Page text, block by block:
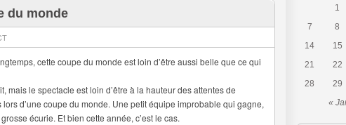
du monde
cette coupe du monde est loin d’être aussi belle que ce qui
mais le spectacle est loin d’être à la hauteur des attentes de
d’une coupe du monde. Une petit équipe improbable qui gagne,
écurie. Et bien cette année, c’est le cas.
«
1
7
8
14
15
21
22
28
29